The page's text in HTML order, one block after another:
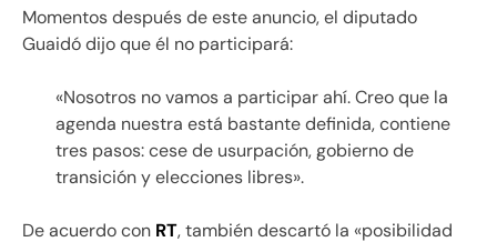
Momentos después de este anuncio, el diputado
Guaidó dijo que él no participará:
«Nosotros no vamos a participar ahí. Creo que la
agenda nuestra está bastante definida, contiene
tres pasos: cese de usurpación, gobierno de
transición y elecciones libres».
De acuerdo con RT, también descartó la «posibilidad